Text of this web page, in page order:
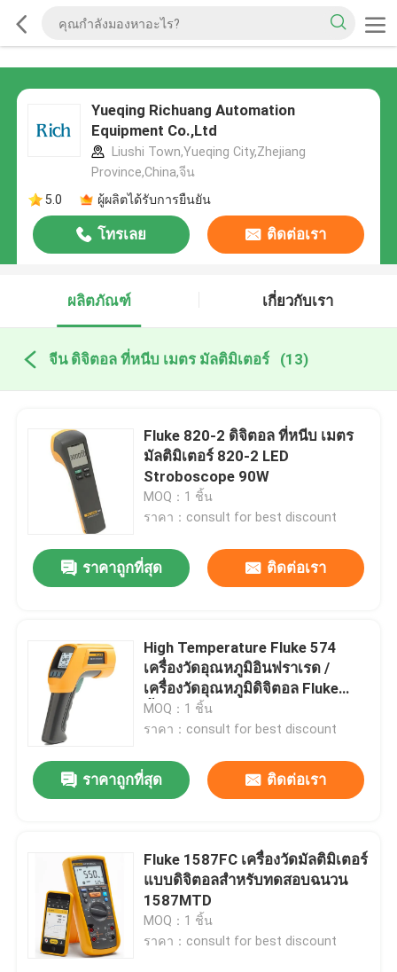
Yueqing Richuang Automation
Equipment Co.,Ltd
Liushi Town,Yueqing City,Zhejiang
Province,China,จีน
5.0
ผู้ผลิตได้รับการยืนยัน
โทรเลย ติดต่อเรา
ผลิตภัณฑ์ เกี่ยวกับเรา
จีน ดิจิตอล ที่หนีบ เมตร มัลติมิเตอร์ (13)
Fluke 820-2 ดิจิตอล ที่หนีบ เมตร
มัลติมิเตอร์ 820-2 LED
Stroboscope 90W
MOQ：1 ชิ้น
ราคา：consult for best discount
ราคาถูกที่สุด ติดต่อเรา
High Temperature Fluke 574
เครื่องวัดอุณหภูมิอินฟราเรด /
เครื่องวัดอุณหภูมิดิจิตอล Fluke
ดั้งเดิม
MOQ：1 ชิ้น
ราคา：consult for best discount
ราคาถูกที่สุด ติดต่อเรา
Fluke 1587FC เครื่องวัดมัลติมิเตอร์
แบบดิจิตอลสำหรับทดสอบฉนวน
1587MTD
MOQ：1 ชิ้น
ราคา：consult for best discount